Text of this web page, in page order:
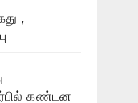
,
கண்டன